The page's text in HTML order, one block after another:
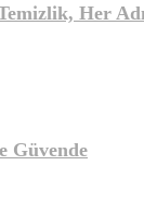
Her
Güvende